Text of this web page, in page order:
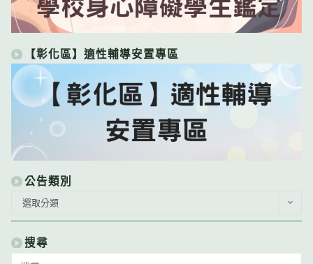
【彰化區】適性輔導安置專區
公告類別
類
別
選取分類
搜尋